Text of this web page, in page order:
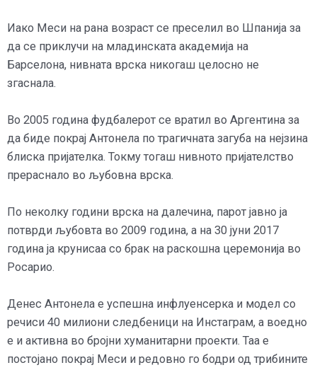
Иако Меси на рана возраст се преселил во Шпанија за
да се приклучи на младинската академија на
Барселона, нивната врска никогаш целосно не
згаснала.
Во 2005 година фудбалерот се вратил во Аргентина за
да биде покрај Антонела по трагичната загуба на нејзина
блиска пријателка. Токму тогаш нивното пријателство
прераснало во љубовна врска.
По неколку години врска на далечина, парот јавно ја
потврди љубовта во 2009 година, а на 30 јуни 2017
година ја крунисаа со брак на раскошна церемонија во
Росарио.
Денес Антонела е успешна инфлуенсерка и модел со
речиси 40 милиони следбеници на Инстаграм, а воедно
е и активна во бројни хуманитарни проекти. Таа е
постојано покрај Меси и редовно го бодри од трибините